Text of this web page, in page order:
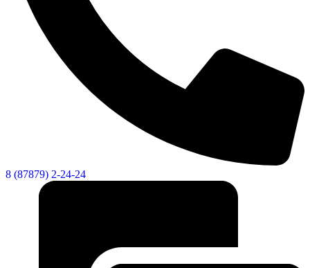
8 (87879) 2-24-24